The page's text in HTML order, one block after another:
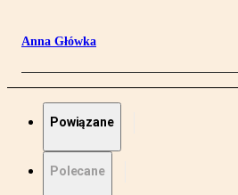
Anna Główka
Powiązane
Polecane